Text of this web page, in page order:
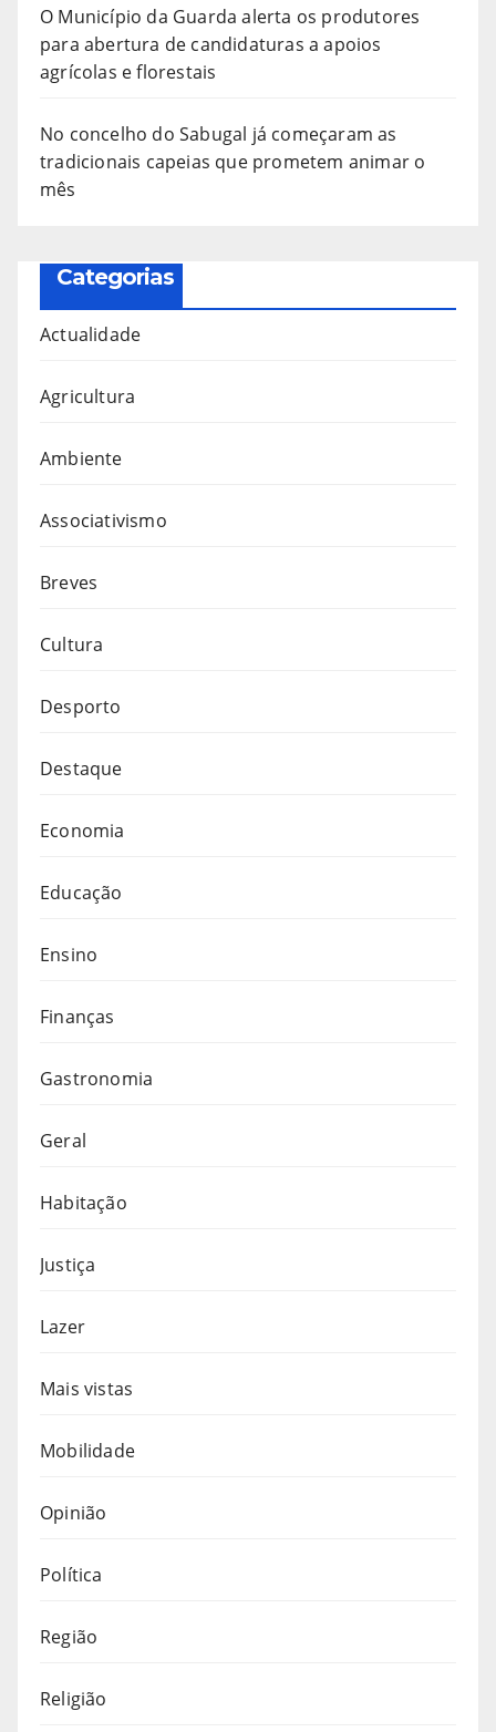
O Município da Guarda alerta os produtores
para abertura de candidaturas a apoios
agrícolas e florestais
No concelho do Sabugal já começaram as
tradicionais capeias que prometem animar o
mês
Categorias
Actualidade
Agricultura
Ambiente
Associativismo
Breves
Cultura
Desporto
Destaque
Economia
Educação
Ensino
Finanças
Gastronomia
Geral
Habitação
Justiça
Lazer
Mais vistas
Mobilidade
Opinião
Política
Região
Religião